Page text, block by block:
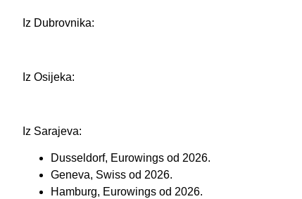
Iz Dubrovnika:
Iz Osijeka:
Iz Sarajeva:
Dusseldorf, Eurowings od 2026.
Geneva, Swiss od 2026.
Hamburg, Eurowings od 2026.